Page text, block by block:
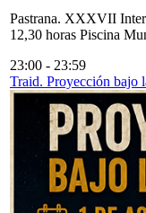
Pastrana. XXXVII
12,30 horas Piscina
23:00 - 23:59
Traid. Proyección bajo